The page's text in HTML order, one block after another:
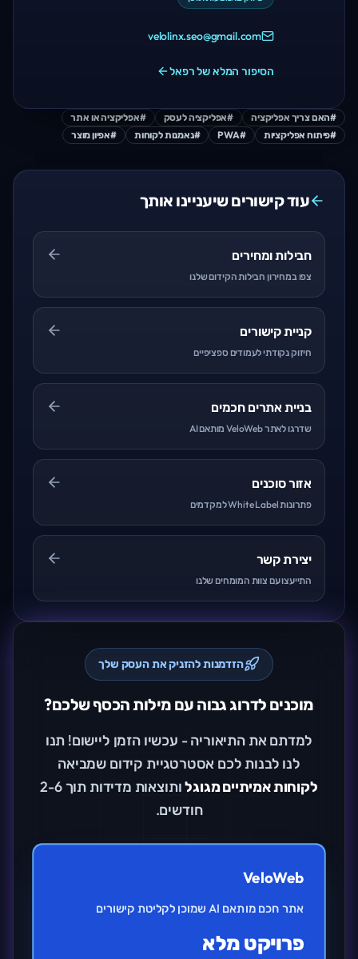
velolinx.seo@gmail.com
הסיפור המלא של רפאל
#האם צריך אפליקציה #אפליקציה לעסק #אפליקציה או אתר
#פיתוח אפליקציות #
PWA
#נאמנות לקוחות #אפיון מוצר
עוד קישורים שיעניינו אותך
חבילות ומחירים
צפו במחירון חבילות הקידום שלנו
קניית קישורים
חיזוק נקודתי לעמודים ספציפיים
בניית אתרים חכמים
שדרגו לאתר VeloWeb מותאם AI
אזור סוכנים
פתרונות White Label למקדמים
יצירת קשר
התייעצו עם צוות המומחים שלנו
הזדמנות להזניק את העסק שלך
מוכנים לדרוג גבוה עם מילות הכסף שלכם?
למדתם את התיאוריה - עכשיו הזמן ליישום! תנו
לנו לבנות לכם אסטרטגיית קידום שמביאה
לקוחות אמיתיים מגוגל
ותוצאות מדידות תוך 2-6
חודשים.
VeloWeb
אתר חכם מותאם AI שמוכן לקליטת קישורים
פרויקט מלא